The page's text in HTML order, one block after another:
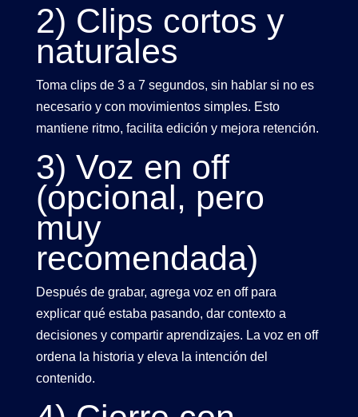
2) Clips cortos y
naturales
Toma clips de 3 a 7 segundos, sin hablar si no es
necesario y con movimientos simples. Esto
mantiene ritmo, facilita edición y mejora retención.
3) Voz en off
(opcional, pero
muy
recomendada)
Después de grabar, agrega voz en off para
explicar qué estaba pasando, dar contexto a
decisiones y compartir aprendizajes. La voz en off
ordena la historia y eleva la intención del
contenido.